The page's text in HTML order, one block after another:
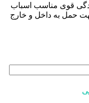
قوی مناسب اسباب
حمل به داخل و خارج